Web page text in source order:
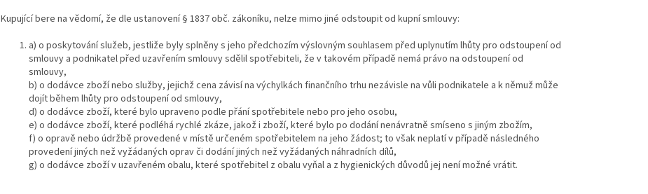
Kupující bere na vědomí, že dle ustanovení § 1837 obč. zákoníku, nelze mimo jiné odstoupit od kupní smlouvy:
a) o poskytování služeb, jestliže byly splněny s jeho předchozím výslovným souhlasem před uplynutím lhůty pro odstoupení od
smlouvy a podnikatel před uzavřením smlouvy sdělil spotřebiteli, že v takovém případě nemá právo na odstoupení od
smlouvy,
b) o dodávce zboží nebo služby, jejichž cena závisí na výchylkách finančního trhu nezávisle na vůli podnikatele a k němuž může
dojít během lhůty pro odstoupení od smlouvy,
d) o dodávce zboží, které bylo upraveno podle přání spotřebitele nebo pro jeho osobu,
e) o dodávce zboží, které podléhá rychlé zkáze, jakož i zboží, které bylo po dodání nenávratně smíseno s jiným zbožím,
f) o opravě nebo údržbě provedené v místě určeném spotřebitelem na jeho žádost; to však neplatí v případě následného
provedení jiných než vyžádaných oprav či dodání jiných než vyžádaných náhradních dílů,
g) o dodávce zboží v uzavřeném obalu, které spotřebitel z obalu vyňal a z hygienických důvodů jej není možné vrátit.